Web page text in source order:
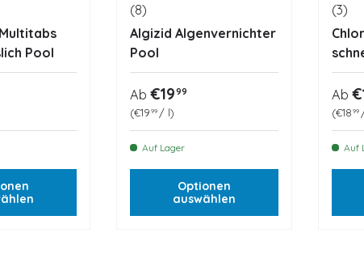
Pool
(8)
Algizid Algenvernichter
Pool
Normaler Preis
Ab €1999
Grundpreis
€19 99 / l
Auf Lager
Optionen
auswählen
(3)
Ab
€18 99
Auf